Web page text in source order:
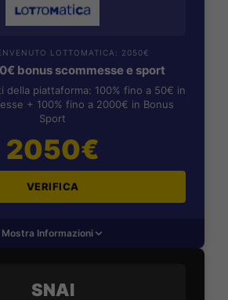
LOTTOMATICA: 2050€
bonus scommesse e sport
della piattaforma: 100% fino a 50€ in
+ 100% fino a 2000€ in Bonus
Sport
2050€
VERIFICA
Mostra Informazioni
SNAI